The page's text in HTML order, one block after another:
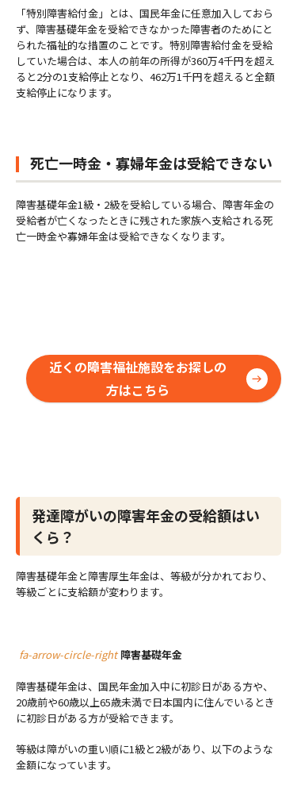
「特別障害給付金」とは、国民年金に任意加入しておら
ず、障害基礎年金を受給できなかった障害者のためにと
られた福祉的な措置のことです。 特別障害給付金を受給
していた場合は、本人の前年の所得が360万4千円を超え
ると2分の1支給停止となり、462万1千円を超えると全額
支給停止になります。
死亡一時金・寡婦年金は受給できない
障害基礎年金1級・2級を受給している場合、障害年金の
受給者が亡くなったときに残された家族へ支給される死
亡一時金や寡婦年金は受給できなくなります。
近くの障害福祉施設をお探しの
方はこちら
発達障がいの障害年金の受給額はい
くら？
障害基礎年金と障害厚生年金は、等級が分かれており、
等級ごとに支給額が変わります。
fa-arrow-circle-right 障害基礎年金
障害基礎年金は、国民年金加入中に初診日がある方や、
20歳前や60歳以上65歳未満で日本国内に住んでいるとき
に初診日がある方が受給できます。
等級は障がいの重い順に1級と2級があり、以下のような
金額になっています。